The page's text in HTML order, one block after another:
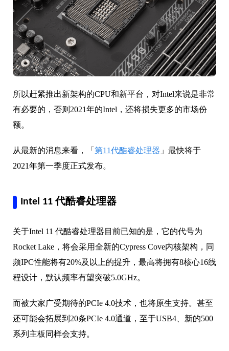
所以赶紧推出新架构的CPU和新平台，对Intel来说是非常
有必要的，否则2021年的Intel，还将损失更多的市场份
额。
从最新的消息来看，「 第11代酷睿处理器 」最快将于
2021年第一季度正式发布。
Intel 11 代酷睿处理器
关于Intel 11 代酷睿处理器目前已知的是，它的代号为
Rocket Lake，将会采用全新的Cypress Cove内核架构，同
频IPC性能将有20%及以上的提升，最高将拥有8核心16线
程设计，默认频率有望突破5.0GHz。
而被大家广受期待的PCIe 4.0技术，也将原生支持。甚至
还可能会拓展到20条PCIe 4.0通道，至于USB4、新的500
系列主板同样会支持。